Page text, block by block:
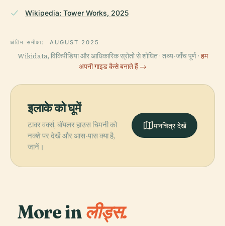
Wikipedia: Tower Works, 2025
अंतिम समीक्षा: AUGUST 2025
Wikidata, विकिपीडिया और आधिकारिक स्रोतों से शोधित · तथ्य-जाँच पूर्ण · हम
अपनी गाइड कैसे बनाते हैं →
इलाके को घूमें
टावर वर्क्स, बॉयलर हाउस चिमनी को
नक्शे पर देखें और आस-पास क्या है,
जानें।
मानचित्र देखें
More in लीड्स.